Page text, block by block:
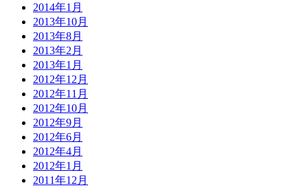
2014年1月
2013年10月
2013年8月
2013年2月
2013年1月
2012年12月
2012年11月
2012年10月
2012年9月
2012年6月
2012年4月
2012年1月
2011年12月